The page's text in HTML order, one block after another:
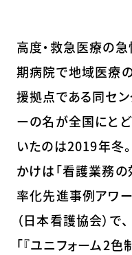
高度・救急医療の急
期病院で地域医療
援拠点である同セン
ーの名が全国にと
いたのは2019年冬。
かけは「看護業務の
率化先進事例アワー
（日本看護協会）で、
「『ユニフォーム2色